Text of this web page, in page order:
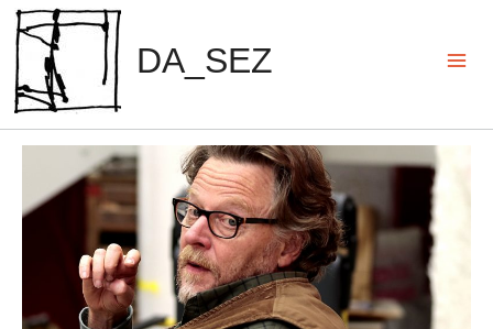
Zum
Inhalt
springen
DA_SEZ